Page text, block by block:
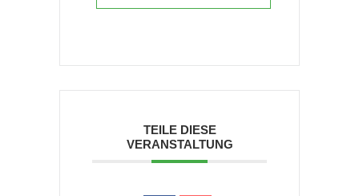
TEILE DIESE
VERANSTALTUNG